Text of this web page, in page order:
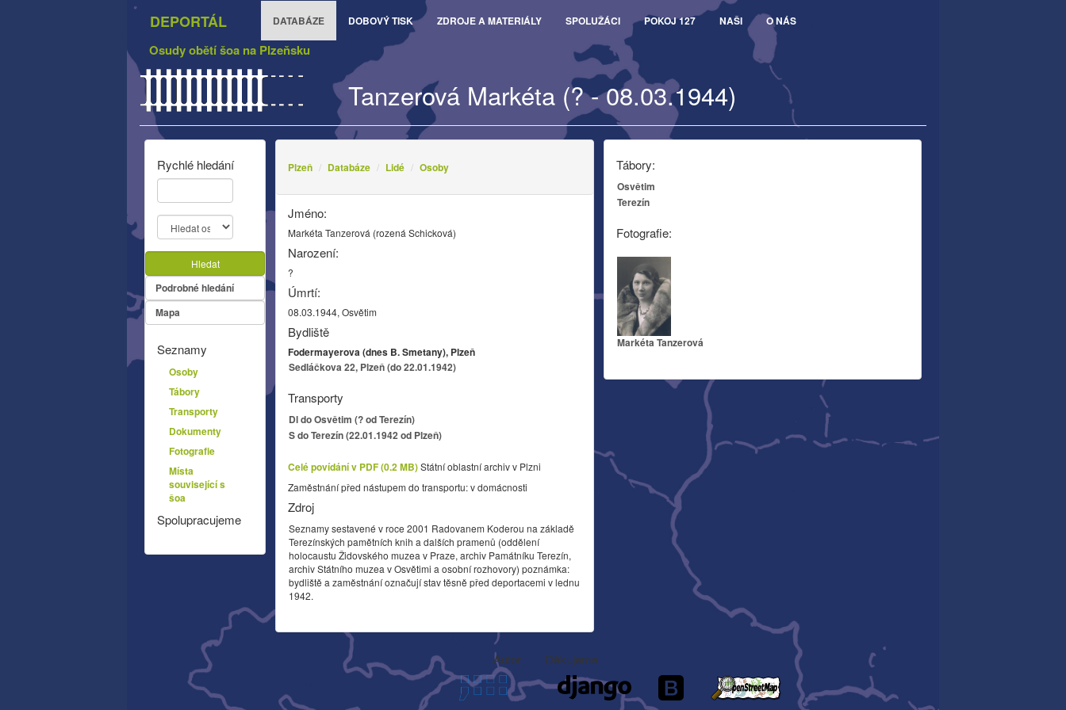
DEPORTÁL DATABÁZE DOBOVÝ TISK ZDROJE A MATERIÁLY SPOLUŽÁCI POKOJ 127 NAŠI O NÁS
Osudy obětí šoa na Plzeňsku
Tanzerová Markéta (? - 08.03.1944)
Tábory:
Osvětim
Terezín
Fotografie:
Markéta Tanzerová
Plzeň Databáze Lidé Osoby
Jméno:
Markéta Tanzerová (rozená Schicková)
Narození:
?
Úmrtí:
08.03.1944, Osvětim
Bydliště
Fodermayerova (dnes B. Smetany), Plzeň
Sedláčkova 22, Plzeň (do 22.01.1942)
Transporty
Dl do Osvětim (? od Terezín)
S do Terezín (22.01.1942 od Plzeň)
Celé povídání v PDF (0.2 MB)Státní oblastní archiv v Plzni
Zaměstnání před nástupem do transportu: v domácnosti
Zdroj
Seznamy sestavené v roce 2001 Radovanem Koderou na základě
Terezínských pamětních knih a dalších pramenů (oddělení
holocaustu Židovského muzea v Praze, archiv Památníku Terezín,
archiv Státního muzea v Osvětimi a osobní rozhovory) poznámka:
bydliště a zaměstnání označují stav těsně před deportacemi v lednu
1942.
Rychlé hledání
Hledat
Podrobné hledání
Mapa
Seznamy
Osoby
Tábory
Transporty
Dokumenty
Fotografie
Místa
související s
šoa
Spolupracujeme
Autor Děkujeme